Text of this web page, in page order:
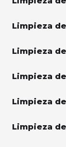
Limpieza
Limpieza
Limpieza
Limpieza
Limpieza